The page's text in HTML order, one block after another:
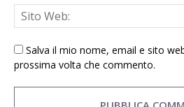
Salva il mio nome, email e sito
prossima volta che commento.